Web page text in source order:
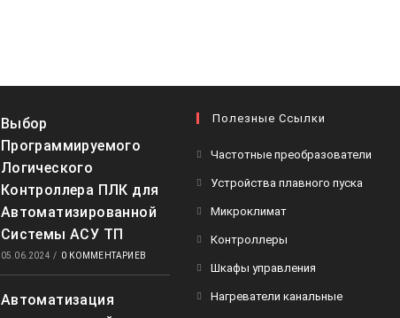
Выбор
Программируемого
Логического
Контроллера ПЛК для
Автоматизированной
Системы АСУ ТП
05.06.2024 / 0 КОММЕНТАРИЕВ
Автоматизация
Полезные Ссылки
Частотные преобразователи
Устройства плавного пуска
Микроклимат
Контроллеры
Шкафы управления
Нагреватели канальные